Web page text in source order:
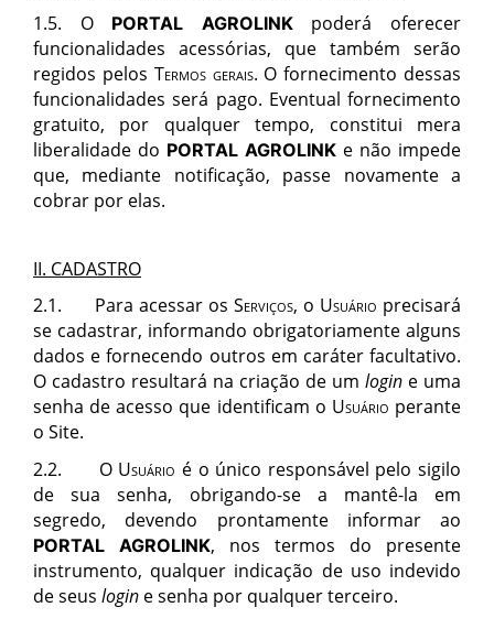
1.5. O PORTAL AGROLINKpoderá oferecer
funcionalidades acessórias, que também serão
regidos pelos Termos gerais. O fornecimento dessas
funcionalidades será pago. Eventual fornecimento
gratuito, por qualquer tempo, constitui mera
liberalidade do PORTAL AGROLINK e não impede
que, mediante notificação, passe novamente a
cobrar por elas.
II. CADASTRO
2.1. Para acessar os Serviços, o Usuário precisará
se cadastrar, informando obrigatoriamente alguns
dados e fornecendo outros em caráter facultativo.
O cadastro resultará na criação de um login e uma
senha de acesso que identificam o Usuário perante
o Site.
2.2. O Usuário é o único responsável pelo sigilo
de sua senha, obrigando-se a mantê-la em
segredo, devendo prontamente informar ao
PORTAL AGROLINK, nos termos do presente
instrumento, qualquer indicação de uso indevido
de seus login e senha por qualquer terceiro.